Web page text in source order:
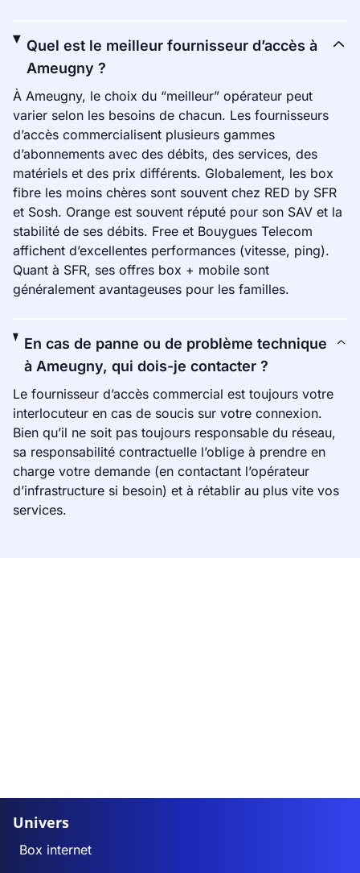
Quel est le meilleur fournisseur d’accès à
Ameugny ?
À Ameugny, le choix du “meilleur” opérateur peut
varier selon les besoins de chacun. Les fournisseurs
d’accès commercialisent plusieurs gammes
d’abonnements avec des débits, des services, des
matériels et des prix différents. Globalement, les box
fibre les moins chères sont souvent chez RED by SFR
et Sosh. Orange est souvent réputé pour son SAV et la
stabilité de ses débits. Free et Bouygues Telecom
affichent d’excellentes performances (vitesse, ping).
Quant à SFR, ses offres box + mobile sont
généralement avantageuses pour les familles.
En cas de panne ou de problème technique
à Ameugny, qui dois-je contacter ?
Le fournisseur d’accès commercial est toujours votre
interlocuteur en cas de soucis sur votre connexion.
Bien qu’il ne soit pas toujours responsable du réseau,
sa responsabilité contractuelle l’oblige à prendre en
charge votre demande (en contactant l’opérateur
d’infrastructure si besoin) et à rétablir au plus vite vos
services.
Univers
Box internet